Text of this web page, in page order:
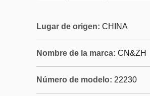
Lugar de origen: CHINA
Nombre de la marca: CN&ZH
Número de modelo: 22230